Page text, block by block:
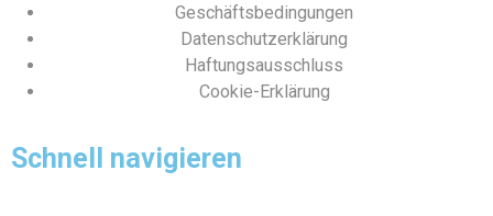
Geschäftsbedingungen
Datenschutzerklärung
Haftungsausschluss
Cookie-Erklärung
Schnell navigieren